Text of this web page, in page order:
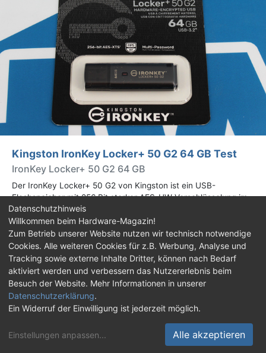
Kingston IronKey Locker+ 50 G2 64 GB Test
IronKey Locker+ 50 G2 64 GB
Der IronKey Locker+ 50 G2 von Kingston ist ein USB-
Flashspeicher mit 256 Bit starker AES-HW-Verschlüsselung im
XTS-Modus. Wir haben das 64-GB-Modell im Praxistest
genauer begutachtet.
Impressum| Kontakt |Jobs |Datenschutz |
Consent‑Einstellungen |Haftungsausschluss
Feed Facebook
Twitch
Discord
© Copyright 2001 - 2026 Hardware-Magazin
Datenschutzhinweis
Willkommen beim Hardware-Magazin!
Zum Betrieb unserer Website nutzen wir technisch notwendige
Cookies. Alle weiteren Cookies für z.B. Werbung, Analyse und
Tracking sowie externe Inhalte Dritter, können nach Bedarf
aktiviert werden und verbessern das Nutzererlebnis beim
Besuch der Website. Mehr Informationen in unserer
Datenschutzerklärung.
Ein Widerruf der Einwilligung ist jederzeit möglich.
Einstellungen anpassen... Alle akzeptieren